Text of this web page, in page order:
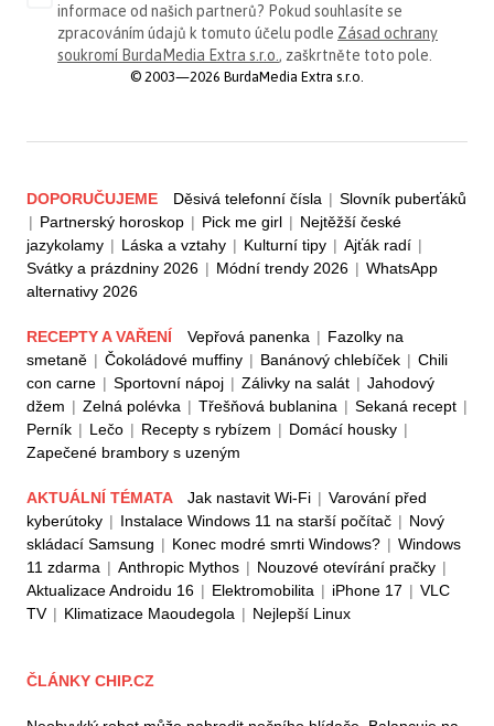
informace od našich partnerů? Pokud souhlasíte se
zpracováním údajů k tomuto účelu podle Zásad ochrany
soukromí BurdaMedia Extra s.r.o. , zaškrtněte toto pole.
© 2003—2026 BurdaMedia Extra s.r.o.
DOPORUČUJEME Děsivá telefonní čísla | Slovník puberťáků
| Partnerský horoskop | Pick me girl | Nejtěžší české
jazykolamy | Láska a vztahy | Kulturní tipy | Ajťák radí |
Svátky a prázdniny 2026 | Módní trendy 2026 | WhatsApp
alternativy 2026
RECEPTY A VAŘENÍ Vepřová panenka | Fazolky na
smetaně | Čokoládové muffiny | Banánový chlebíček | Chili
con carne | Sportovní nápoj | Zálivky na salát | Jahodový
džem | Zelná polévka | Třešňová bublanina | Sekaná recept |
Perník | Lečo | Recepty s rybízem | Domácí housky |
Zapečené brambory s uzeným
AKTUÁLNÍ TÉMATA Jak nastavit Wi-Fi | Varování před
kyberútoky | Instalace Windows 11 na starší počítač | Nový
skládací Samsung | Konec modré smrti Windows? | Windows
11 zdarma | Anthropic Mythos | Nouzové otevírání pračky |
Aktualizace Androidu 16 | Elektromobilita | iPhone 17 | VLC
TV | Klimatizace Maoudegola | Nejlepší Linux
ČLÁNKY CHIP.CZ